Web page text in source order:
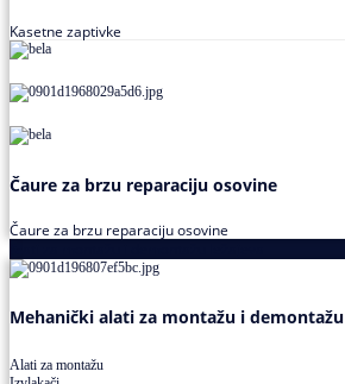
Kasetne zaptivke
Čaure za brzu reparaciju osovine
Čaure za brzu reparaciju osovine
Mehanički alati za montažu i demontažu
Alati za montažu